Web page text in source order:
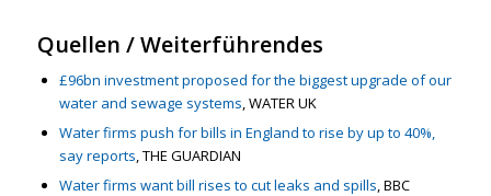
Quellen / Weiterführendes
£96bn invest­ment pro­po­sed for the big­gest upgrade of our
water and sewa­ge sys­tems, WATER UK
Water firms push for bills in Eng­land to rise by up to 40%,
say reports, THE GUARDIAN
Water firms want bill rises to cut leaks and spills, BBC